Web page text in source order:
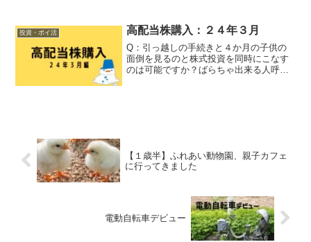
買った直後に下げるとショックなので、
まずは一安心。代わりに、ず...
投資・ポイ活 高配当株購入：２４年３月
Q：引っ越しの手続きと４か月の子供の
面倒を見るのと株式投資を同時にこなす
のは可能ですか？ばらちゃ出来る人呼ん
【１歳半】ふれあい動物園、親子カフェ
に行ってきました
電動自転車デビュー